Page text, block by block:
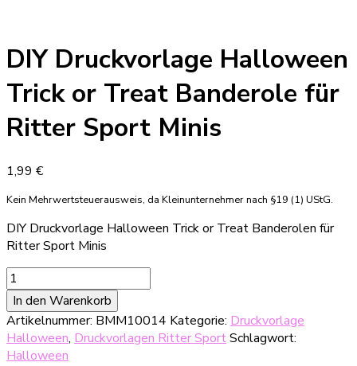
DIY Druckvorlage Halloween
Trick or Treat Banderole für
Ritter Sport Minis
1,99 €
Kein Mehrwertsteuerausweis, da Kleinunternehmer nach §19 (1) UStG.
DIY Druckvorlage Halloween Trick or Treat Banderolen für
Ritter Sport Minis
DIY
Druckvorlage
Halloween
Trick
or
In den Warenkorb
Artikelnummer: BMM10014 Kategorie: Druckvorlage
Halloween, Druckvorlagen Ritter SportSchlagwort:
Halloween